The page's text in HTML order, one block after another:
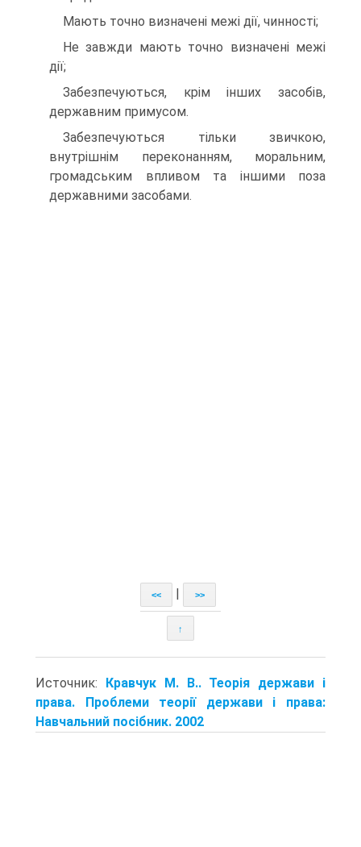
Мають точно визначені межі дії, чинності;
Не завжди мають точно визначені межі
дії;
Забезпечуються, крім інших засобів,
державним примусом.
Забезпечуються тільки звичкою,
внутрішнім переконанням, моральним,
громадським впливом та іншими поза
державними засобами.
<< >>
↑
Источник: Кравчук М. В.. Теорія держави і
права. Проблеми теорії держави і права:
Навчальний посібник. 2002